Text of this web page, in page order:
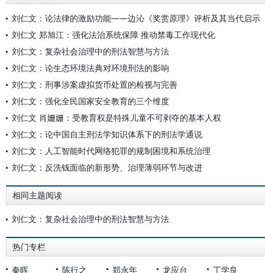
刘仁文：论法律的激励功能——边沁《奖赏原理》评析及其当代启示
刘仁文 郑旭江：强化法治系统保障 推动禁毒工作现代化
刘仁文：复杂社会治理中的刑法智慧与方法
刘仁文：论生态环境法典对环境刑法的影响
刘仁文：刑事涉案虚拟货币处置的检视与完善
刘仁文：强化全民国家安全教育的三个维度
刘仁文 肖姗姗：受教育权是特殊儿童不可剥夺的基本人权
刘仁文：论中国自主刑法学知识体系下的刑法学通说
刘仁文：人工智能时代网络犯罪的规制困境和系统治理
刘仁文：反洗钱面临的新形势、治理薄弱环节与改进
相同主题阅读
刘仁文：复杂社会治理中的刑法智慧与方法
热门专栏
秦晖 陈行之 郑永年 龙应台 丁学良